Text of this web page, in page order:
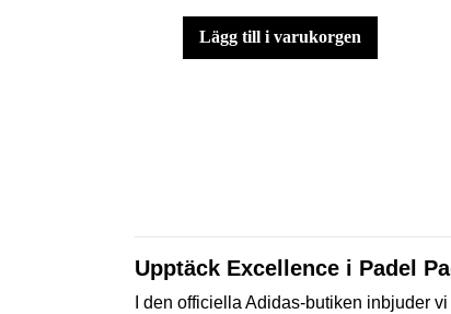
lägg till i varukorgen
Upptäck Excellence i Padel
I den officiella Adidas-butiken inbjuder